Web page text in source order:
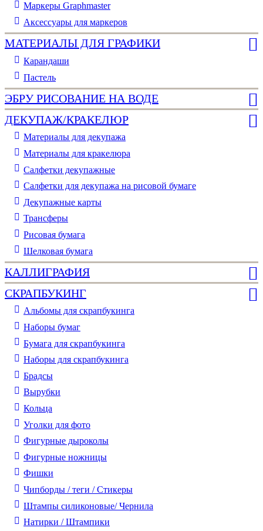
Маркеры Graphmaster
Аксессуары для маркеров
МАТЕРИАЛЫ ДЛЯ ГРАФИКИ
Карандаши
Пастель
ЭБРУ РИСОВАНИЕ НА ВОДЕ
ДЕКУПАЖ/КРАКЕЛЮР
Материалы для декупажа
Материалы для кракелюра
Cалфетки декупажные
Салфетки для декупажа на рисовой бумаге
Декупажные карты
Трансферы
Рисовая бумага
Шелковая бумага
КАЛЛИГРАФИЯ
СКРАПБУКИНГ
Альбомы для скрапбукинга
Наборы бумаг
Бумага для скрапбукинга
Наборы для скрапбукинга
Брадсы
Вырубки
Кольца
Уголки для фото
Фигурные дыроколы
Фигурные ножницы
Фишки
Чипборды / теги / Стикеры
Штампы силиконовые/ Чернила
Натирки / Штампики